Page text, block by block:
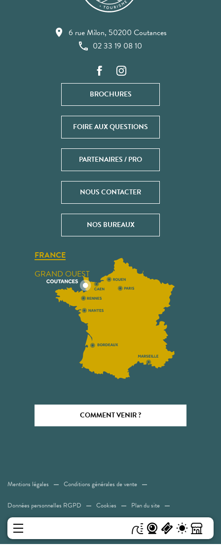
6 rue Milon, 50200 Coutances
02 33 19 08 10
BROCHURES
FOIRE AUX QUESTIONS
PARTENAIRES / PRO
NOUS CONTACTER
NOS BUREAUX
FRANCE
GRAND OUEST
COMMENT VENIR ?
Mentions légales Conditions générales de vente
Données personnelles RGPD Cookies Plan du site
Accessibilité: Non conforme